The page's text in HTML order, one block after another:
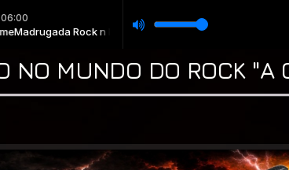
Rock n Roll ♫♫ com * Tio Cosme
Chains - No Excuses
NO MUNDO DO ROCK "A